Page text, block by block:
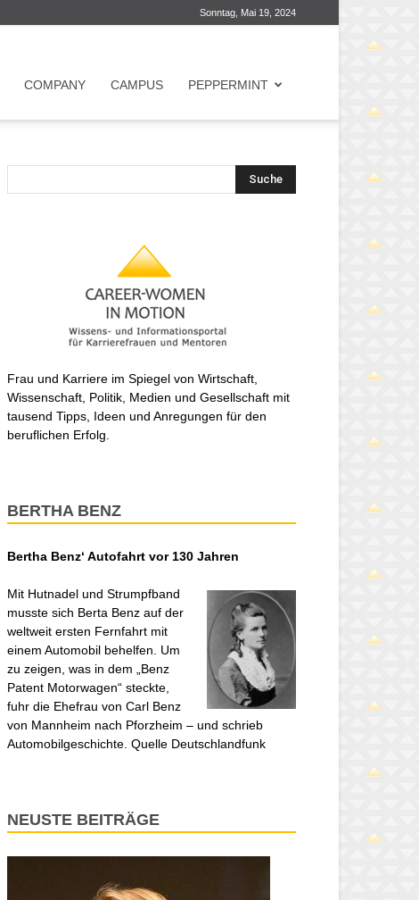
Sonntag, Mai 19, 2024
COMPANY CAMPUS PEPPERMINT
Frau und Karriere im Spiegel von Wirtschaft,
Wissenschaft, Politik, Medien und Gesellschaft mit
tausend Tipps, Ideen und Anregungen für den
beruflichen Erfolg.
BERTHA BENZ
Bertha Benz‘ Autofahrt vor 130 Jahren
Mit Hutnadel und Strumpfband
musste sich Berta Benz auf der
weltweit ersten Fernfahrt mit
einem Automobil behelfen. Um
zu zeigen, was in dem „Benz
Patent Motorwagen“ steckte,
fuhr die Ehefrau von Carl Benz
von Mannheim nach Pforzheim – und schrieb
Automobilgeschichte. Quelle Deutschlandfunk
NEUSTE BEITRÄGE